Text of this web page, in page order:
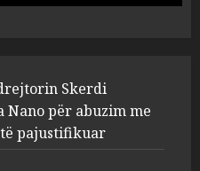
të pajustifikuar
Gramshi, nis
penal për Koço
(VIDEO)
2025
Skerdi
Nano për abuzim me
pajustifikuar